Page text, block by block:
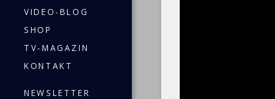
VIDEO-BLOG
SHOP
TV-MAGAZIN
KONTAKT
NEWSLETTER